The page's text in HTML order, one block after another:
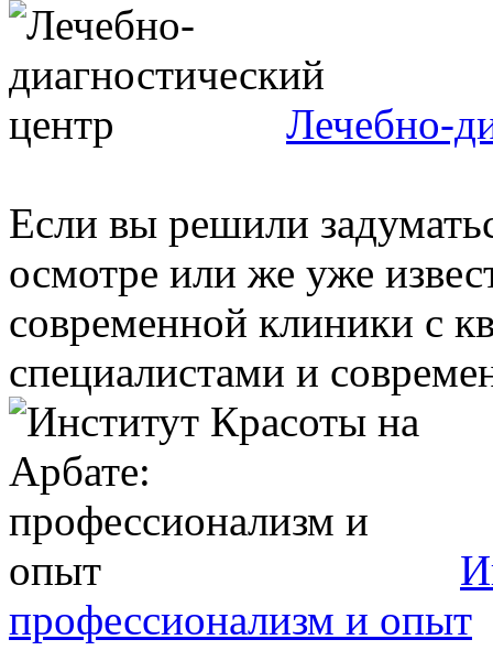
Лечебно-
Если вы решили
осмотре или же уже
современной клиники с
специалистами и
профессионализм и опыт